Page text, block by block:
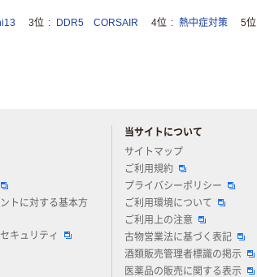
3位 DDR5 CORSAIR 4位 熱中症対策 5位
トに対する基本方
キュリティ
当サイトについて
サイトマップ
ご利用規約
プライバシーポリシー
ご利用環境について
ご利用上の注意
古物営業法に基づく表記
酒類販売管理者標識の掲示
医薬品の販売に関する表示